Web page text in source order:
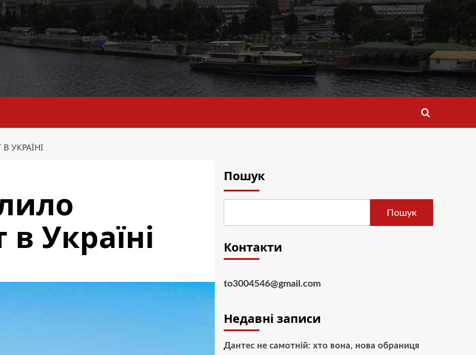
УКРАЇНІ
Україні
Пошук
Пошук
Контакти
to3004546@gmail.com
Недавні записи
Дантес не самотній: хто вона, нова обраниця